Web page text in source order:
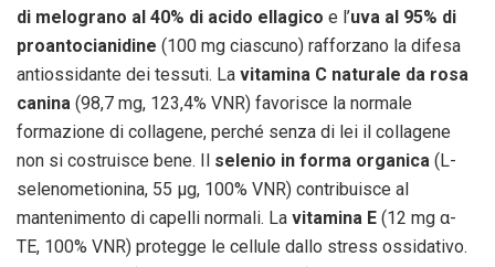
di melograno al 40% di acido ellagico e l’uva al 95% di
proantocianidine (100 mg ciascuno) rafforzano la difesa
antiossidante dei tessuti. La vitamina C naturale da rosa
canina (98,7 mg, 123,4% VNR) favorisce la normale
formazione di collagene, perché senza di lei il collagene
non si costruisce bene. Il selenio in forma organica (L-
selenometionina, 55 µg, 100% VNR) contribuisce al
mantenimento di capelli normali. La vitamina E (12 mg α-
TE, 100% VNR) protegge le cellule dallo stress ossidativo.